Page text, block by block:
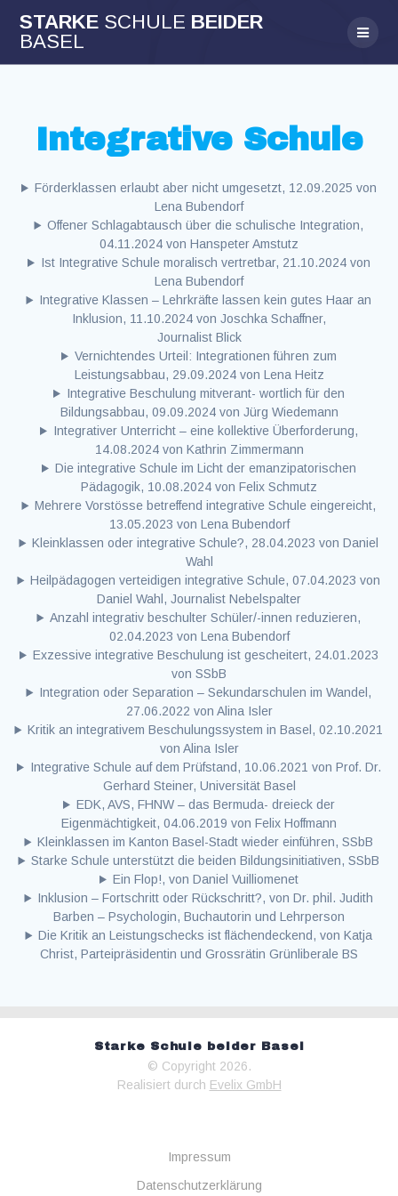
to
STARKE SCHULE BEIDER
BASEL
Integrative Schule
Förderklassen erlaubt aber nicht umgesetzt, 12.09.2025 von
Lena Bubendorf
Offener Schlagabtausch über die schulische Integration,
04.11.2024 von Hanspeter Amstutz
Ist Integrative Schule moralisch vertretbar, 21.10.2024 von
Lena Bubendorf
Integrative Klassen – Lehrkräfte lassen kein gutes Haar an
Inklusion, 11.10.2024 von Joschka Schaffner,
Journalist Blick
Vernichtendes Urteil: Integrationen führen zum
Leistungsabbau, 29.09.2024 von Lena Heitz
Integrative Beschulung mitverant- wortlich für den
Bildungsabbau, 09.09.2024 von Jürg Wiedemann
Integrativer Unterricht – eine kollektive Überforderung,
14.08.2024 von Kathrin Zimmermann
Die integrative Schule im Licht der emanzipatorischen
Pädagogik, 10.08.2024 von Felix Schmutz
Mehrere Vorstösse betreffend integrative Schule eingereicht,
13.05.2023 von Lena Bubendorf
Kleinklassen oder integrative Schule?, 28.04.2023 von Daniel
Wahl
Heilpädagogen verteidigen integrative Schule, 07.04.2023 von
Daniel Wahl, Journalist Nebelspalter
Anzahl integrativ beschulter Schüler/-innen reduzieren,
02.04.2023 von Lena Bubendorf
Exzessive integrative Beschulung ist gescheitert, 24.01.2023
von SSbB
Integration oder Separation – Sekundarschulen im Wandel,
27.06.2022 von Alina Isler
Kritik an integrativem Beschulungssystem in Basel, 02.10.2021
von Alina Isler
Integrative Schule auf dem Prüfstand, 10.06.2021 von Prof. Dr.
Gerhard Steiner, Universität Basel
EDK, AVS, FHNW – das Bermuda- dreieck der
Eigenmächtigkeit, 04.06.2019 von Felix Hoffmann
Kleinklassen im Kanton Basel-Stadt wieder einführen, SSbB
Starke Schule unterstützt die beiden Bildungsinitiativen, SSbB
Ein Flop!, von Daniel Vuilliomenet
Inklusion – Fortschritt oder Rückschritt?, von Dr. phil. Judith
Barben – Psychologin, Buchautorin und Lehrperson
Die Kritik an Leistungschecks ist flächendeckend, von Katja
Christ, Parteipräsidentin und Grossrätin Grünliberale BS
Starke Schule beider Basel
© Copyright 2026.
Realisiert durch Evelix GmbH
Impressum
Datenschutzerklärung